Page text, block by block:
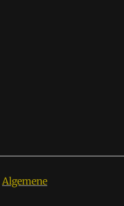
Algemene